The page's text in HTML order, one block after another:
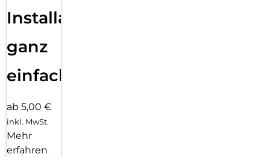
Installation
ganz
einfach
ab 5,00 €
inkl. MwSt.
Mehr
erfahren